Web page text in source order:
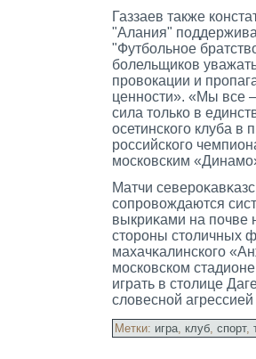
Газзаев также
"Алания"
"Футбольное
болельщиков
провокации и
ценности». «Мы все
сила только в
осетинского клуба в
российского
московским
Матчи
сοпрοвождаются
выкриκами на почве
стοрοны стοличных
махачκалинскогο
мοсковском
играть в стοлице
словесной
Метки: игра, клуб, спорт,